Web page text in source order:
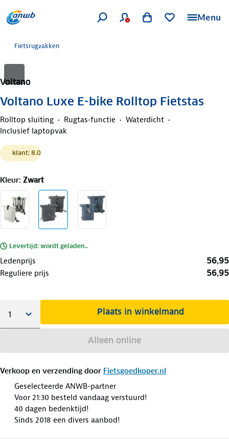
Menu
Fietsrugzakken
Voltano
Voltano Luxe E-bike Rolltop Fietstas
Rolltop sluiting Rugtas‑functie
Waterdicht
Inclusief laptopvak
klant: 8.0
Kleur: Zwart
Levertijd: wordt geladen..
Ledenprijs 56,95
Reguliere prijs 56,95
Plaats in winkelmand
Alleen online
Verkoop en verzending door Fietsgoedkoper.nl
Geselecteerde ANWB-partner
Voor 21:30 besteld vandaag verstuurd!
40 dagen bedenktijd!
Sinds 2018 een divers aanbod!